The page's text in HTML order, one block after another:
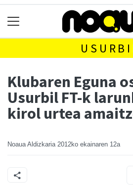
Klubaren Eguna
Usurbil FT-k
kirol urtea
Noaua Aldizkaria 2012ko ekainaren 12a